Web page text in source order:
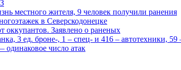
местного жителя, 9 человек получили ранения
в Северскодонецке
оккупантов. Заявлено о раненых
3 ед. броне-, 1 – спец- и 416 – автотехники,
число атак